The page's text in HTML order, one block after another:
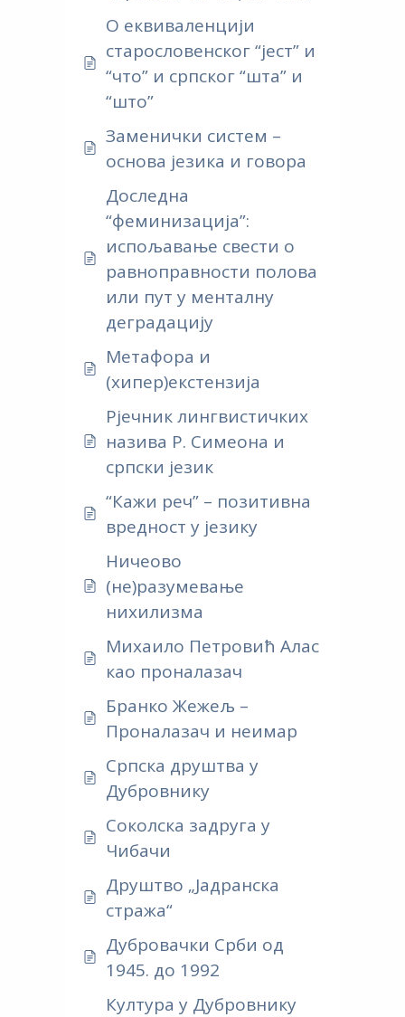
О еквиваленцији
старословенског “јест” и
“что” и српског “шта” и
“што”
Заменички систем –
основа језика и говора
Доследна
“феминизација”:
испољавање свести о
равноправности полова
или пут у менталну
деградацију
Метафора и
(хипер)екстензија
Рјечник лингвистичких
назива Р. Симеона и
српски језик
“Кажи реч” – позитивна
вредност у језику
Ничеово
(не)разумевање
нихилизма
Михаило Петровић Алас
као проналазач
Бранко Жежељ –
Проналазач и неимар
Српска друштва у
Дубровнику
Соколска задруга у
Чибачи
Друштво „Јадранска
стража“
Дубровачки Срби од
1945. до 1992
Култура у Дубровнику